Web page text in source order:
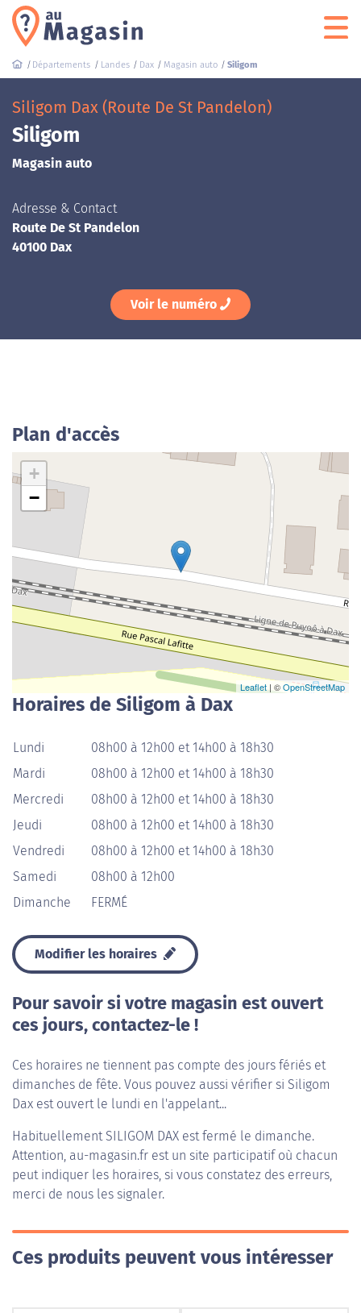
Départements Landes Dax Magasin auto Siligom
Siligom Dax (Route De St Pandelon)
Siligom
Magasin auto
Adresse & Contact
Route De St Pandelon
40100 Dax
Voir le numéro
Plan d'accès
+
−
Leaflet | ©OpenStreetMap
Horaires de Siligom à Dax
Lundi
08h00 à 12h00 et 14h00 à 18h30
Mardi
08h00 à 12h00 et 14h00 à 18h30
Mercredi
08h00 à 12h00 et 14h00 à 18h30
Jeudi
08h00 à 12h00 et 14h00 à 18h30
Vendredi
08h00 à 12h00 et 14h00 à 18h30
Samedi
08h00 à 12h00
Dimanche
FERMÉ
Modifier les horaires
Pour savoir si votre magasin est ouvert
ces jours, contactez-le !
Ces horaires ne tiennent pas compte des jours fériés et
dimanches de fête. Vous pouvez aussi vérifier si Siligom
Dax est ouvert le lundi en l'appelant...
HabituellementSILIGOM DAX est fermé le dimanche.
Attention, au-magasin.fr est un site participatif où chacun
peut indiquer les horaires, si vous constatez des erreurs,
merci de nous les signaler.
Ces produits peuvent vous intéresser